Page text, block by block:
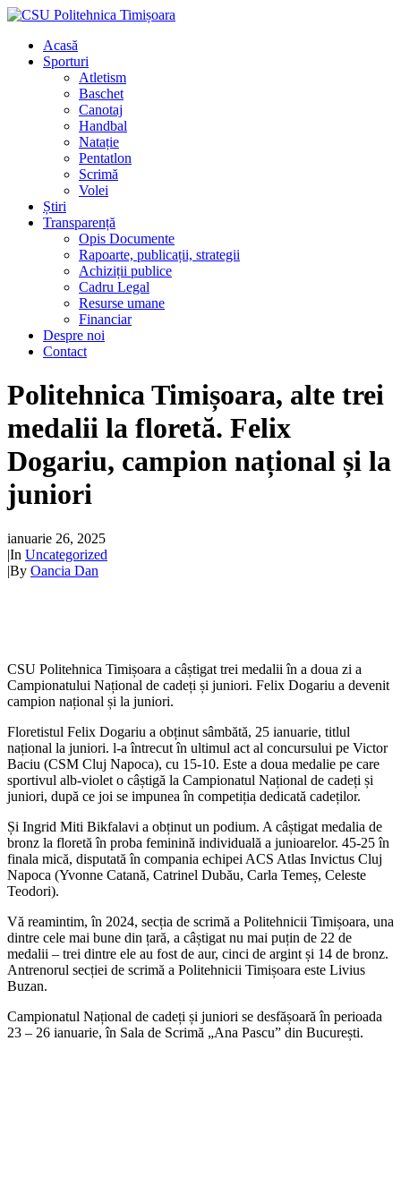
Acasă
Sporturi
Atletism
Baschet
Canotaj
Handbal
Natație
Pentatlon
Scrimă
Volei
Știri
Transparență
Opis Documente
Rapoarte, publicații, strategii
Achiziții publice
Cadru Legal
Resurse umane
Financiar
Despre noi
Contact
Politehnica Timișoara, alte trei
medalii la floretă. Felix
Dogariu, campion național și la
juniori
ianuarie 26, 2025
|In Uncategorized
|By Oancia Dan
CSU Politehnica Timișoara a câștigat trei medalii în a doua zi a
Campionatului Național de cadeți și juniori. Felix Dogariu a devenit
campion național și la juniori.
Floretistul Felix Dogariu a obținut sâmbătă, 25 ianuarie, titlul
național la juniori. l-a întrecut în ultimul act al concursului pe Victor
Baciu (CSM Cluj Napoca), cu 15-10. Este a doua medalie pe care
sportivul alb-violet o câștigă la Campionatul Național de cadeți și
juniori, după ce joi se impunea în competiția dedicată cadeților.
Și Ingrid Miti Bikfalavi a obținut un podium. A câștigat medalia de
bronz la floretă în proba feminină individuală a junioarelor. 45-25 în
finala mică, disputată în compania echipei ACS Atlas Invictus Cluj
Napoca (Yvonne Catană, Catrinel Dubău, Carla Temeș, Celeste
Teodori).
Vă reamintim, în 2024, secția de scrimă a Politehnicii Timișoara, una
dintre cele mai bune din țară, a câștigat nu mai puțin de 22 de
medalii – trei dintre ele au fost de aur, cinci de argint și 14 de bronz.
Antrenorul secției de scrimă a Politehnicii Timișoara este Livius
Buzan.
Campionatul Național de cadeți și juniori se desfășoară în perioada
23 – 26 ianuarie, în Sala de Scrimă „Ana Pascu” din București.